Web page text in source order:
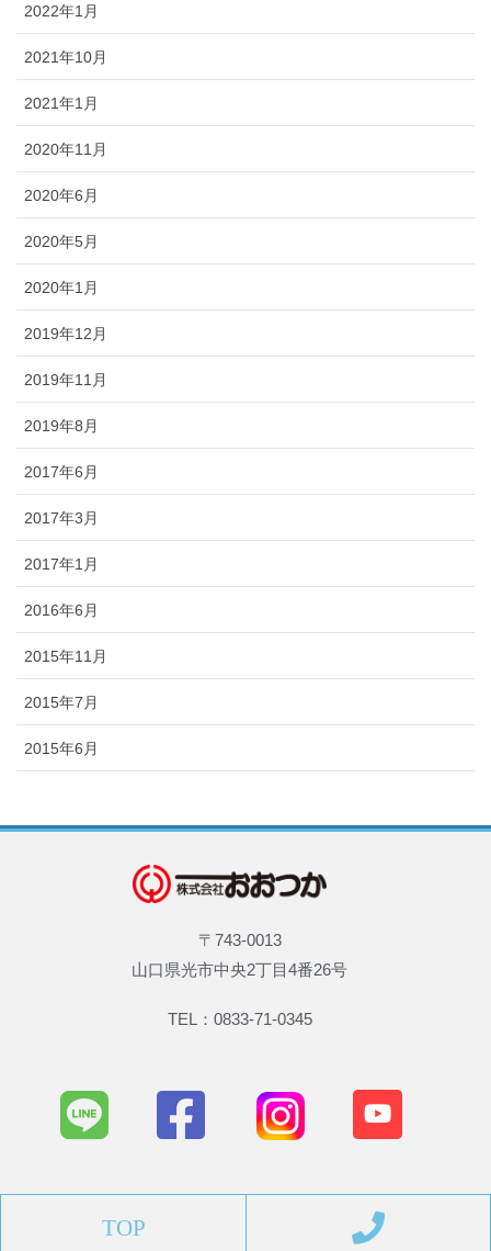
2022年1月
2021年10月
2021年1月
2020年11月
2020年6月
2020年5月
2020年1月
2019年12月
2019年11月
2019年8月
2017年6月
2017年3月
2017年1月
2016年6月
2015年11月
2015年7月
2015年6月
〒743-0013
山口県光市中央2丁目4番26号
TEL：0833-71-0345
TOP